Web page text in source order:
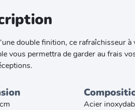
double finition, ce rafraîchisseur à
vous permettra de garder au frais
Acier